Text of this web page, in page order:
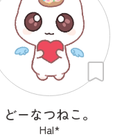
どーなつねこ。
Hal*